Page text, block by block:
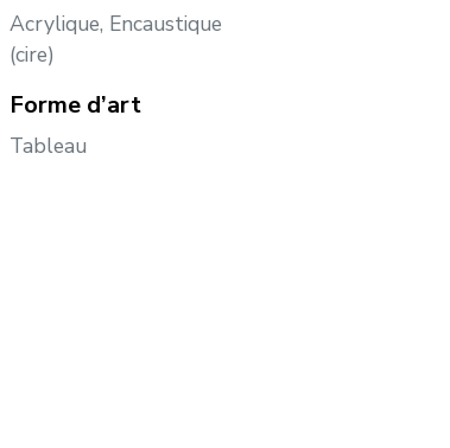
Acrylique, Encaustique
(cire)
Forme d’art
Tableau